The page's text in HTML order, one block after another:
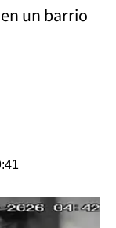
un barrio